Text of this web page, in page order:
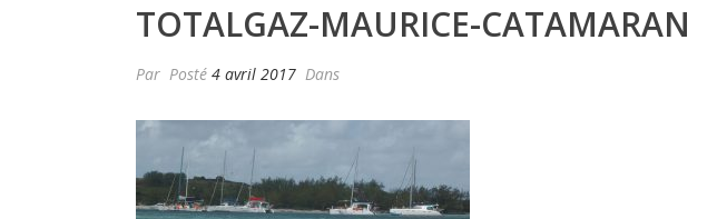
TOTALGAZ-MAURICE-CATAMARAN
Par Posté 4 avril 2017 Dans